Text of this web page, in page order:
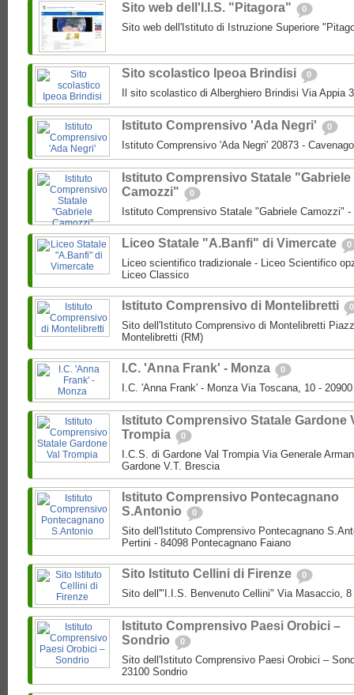
Sito web dell'I.I.S. "Pitagora" 0
Sito web dell'Istituto di Istruzione Superiore
Sito scolastico Ipeoa Brindisi 0
Il sito scolastico di Alberghiero Brindisi Via Appia
Istituto Comprensivo 'Ada Negri' 0
Istituto Comprensivo 'Ada Negri' 20873 -
Istituto Comprensivo Statale "Gabriele
Camozzi"
0
Istituto Comprensivo Statale "Gabriele Camozzi"
Liceo Statale "A.Banfi" di Vimercate 0
Liceo scientifico tradizionale - Liceo Scientifico
Liceo Classico
Istituto Comprensivo di Montelibretti 0
Sito dell'Istituto Comprensivo di Montelibretti
Montelibretti (RM)
I.C. 'Anna Frank' - Monza 0
I.C. 'Anna Frank' - Monza Via Toscana, 10 -
Istituto Comprensivo Statale Gardone
Trompia
0
I.C.S. di Gardone Val Trompia Via Generale
Gardone V.T. Brescia
Istituto Comprensivo Pontecagnano
S.Antonio
0
Sito dell'Istituto Comprensivo Pontecagnano
Pertini - 84098 Pontecagnano Faiano
Sito Istituto Cellini di Firenze 0
Sito dell'"I.I.S. Benvenuto Cellini" Via Masaccio, 8
Istituto Comprensivo Paesi Orobici –
Sondrio
0
Sito dell'Istituto Comprensivo Paesi Orobici –
23100 Sondrio